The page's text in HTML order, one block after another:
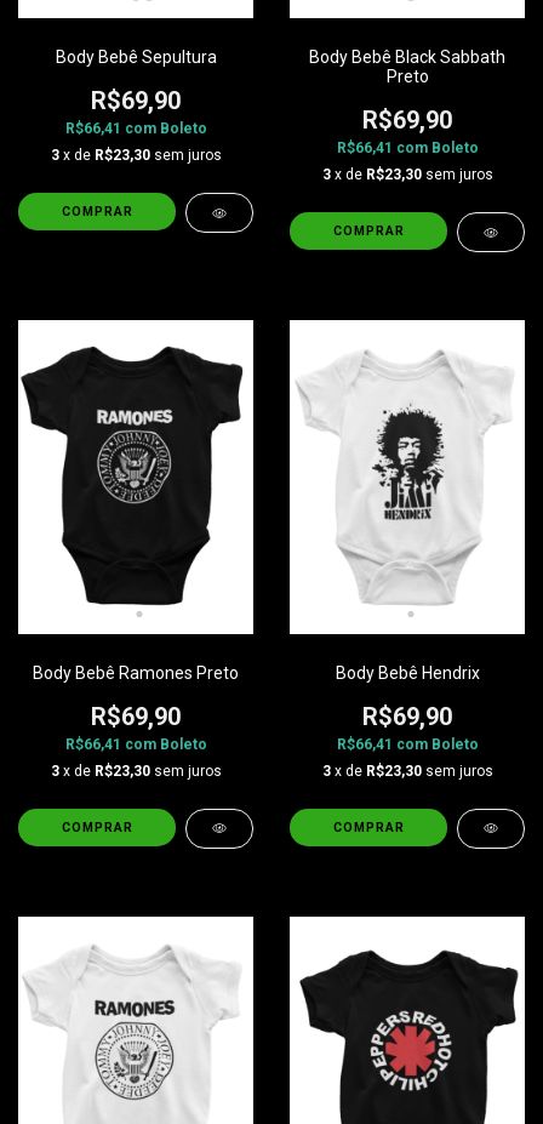
Body Bebê Sepultura
R$69,90
R$66,41 com Boleto
3 x de R$23,30 sem juros
COMPRAR
Body Bebê Black Sabbath
Preto
R$69,90
R$66,41 com Boleto
3 x de R$23,30 sem juros
COMPRAR
Body Bebê Ramones Preto
R$69,90
R$66,41 com Boleto
3 x de R$23,30 sem juros
COMPRAR
Body Bebê Hendrix
R$69,90
R$66,41 com Boleto
3 x de R$23,30 sem juros
COMPRAR